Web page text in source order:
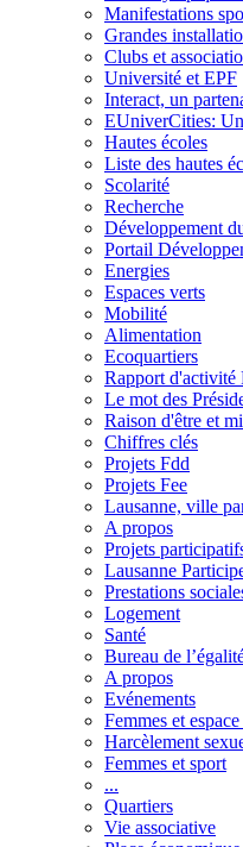
Manifestations
Grandes
Clubs et
Université et EPF
Interact, un
EUniverCities:
Hautes écoles
Liste des hautes
Scolarité
Recherche
Développement
Portail
Energies
Espaces verts
Mobilité
Alimentation
Ecoquartiers
Rapport
Le mot des
Raison d'être et
Chiffres clés
Projets Fdd
Projets Fee
Lausanne, ville
A propos
Projets
Lausanne
Prestations
Logement
Santé
Bureau de
A propos
Evénements
Femmes et
Harcèlement
Femmes et sport
...
Quartiers
Vie associative